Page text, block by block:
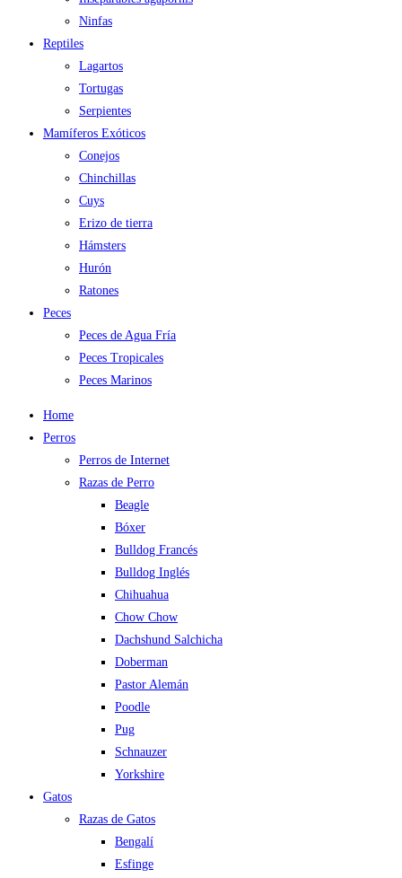
Ninfas
Reptiles
Lagartos
Tortugas
Serpientes
Mamíferos Exóticos
Conejos
Chinchillas
Cuys
Erizo de tierra
Hámsters
Hurón
Ratones
Peces
Peces de Agua Fría
Peces Tropicales
Peces Marinos
Home
Perros
Perros de Internet
Razas de Perro
Beagle
Bóxer
Bulldog Francés
Bulldog Inglés
Chihuahua
Chow Chow
Dachshund Salchicha
Doberman
Pastor Alemán
Poodle
Pug
Schnauzer
Yorkshire
Gatos
Razas de Gatos
Bengalí
Esfinge